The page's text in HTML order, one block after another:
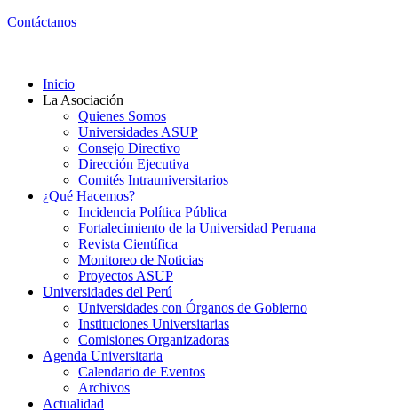
Contáctanos
Inicio
La Asociación
Quienes Somos
Universidades ASUP
Consejo Directivo
Dirección Ejecutiva
Comités Intrauniversitarios
¿Qué Hacemos?
Incidencia Política Pública
Fortalecimiento de la Universidad Peruana
Revista Científica
Monitoreo de Noticias
Proyectos ASUP
Universidades del Perú
Universidades con Órganos de Gobierno
Instituciones Universitarias
Comisiones Organizadoras
Agenda Universitaria
Calendario de Eventos
Archivos
Actualidad